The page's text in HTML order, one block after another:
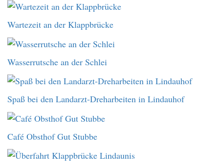
Wartezeit an der Klappbrücke
Wasserrutsche an der Schlei
Spaß bei den Landarzt-Dreharbeiten in Lindauhof
Café Obsthof Gut Stubbe